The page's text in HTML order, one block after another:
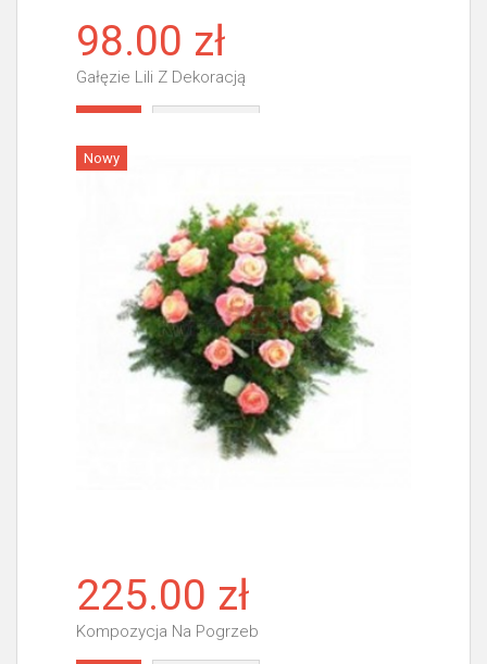
98.00 zł
Gałęzie Lili Z Dekoracją
Nowy
225.00 zł
Kompozycja Na Pogrzeb